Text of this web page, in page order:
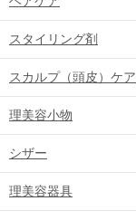
スタイリング剤
スカルプ（頭皮）ケア
理美容小物
シザー
理美容器具